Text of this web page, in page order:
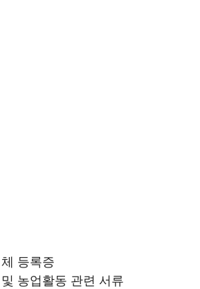
등록증
농업활동 관련 서류